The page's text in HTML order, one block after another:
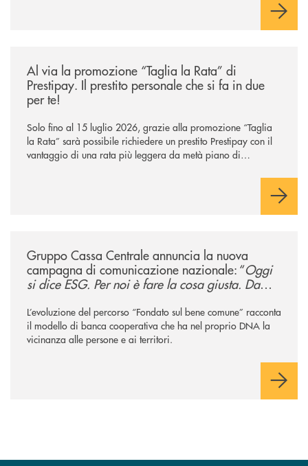
Al via la promozione “Taglia la Rata” di
Prestipay. Il prestito personale che si fa in due
per te!
Solo fino al 15 luglio 2026, grazie alla promozione “Taglia
la Rata” sarà possibile richiedere un prestito Prestipay con il
vantaggio di una rata più leggera da metà piano di
Gruppo Cassa Centrale annuncia la nuova
campagna di comunicazione nazionale: “Oggi
si dice ESG. Per noi è fare la cosa giusta. Da
L’evoluzione del percorso “Fondato sul bene comune” racconta
il modello di banca cooperativa che ha nel proprio DNA la
vicinanza alle persone e ai territori.